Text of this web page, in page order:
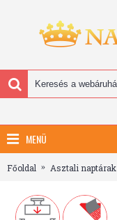
MENÜ
Főoldal Asztali naptárak